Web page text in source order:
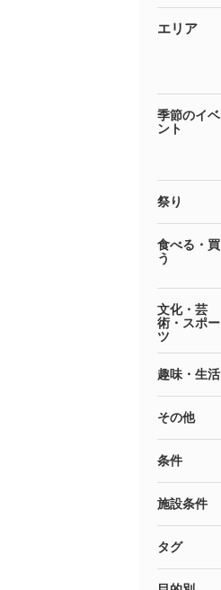
エリア
季節のイベ
ント
祭り
食べる・買
う
文化・芸
術・スポー
ツ
趣味・生活
その他
条件
施設条件
タグ